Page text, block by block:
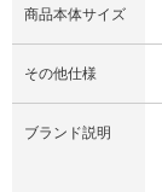
商品本体サイズ
その他仕様
ブランド説明